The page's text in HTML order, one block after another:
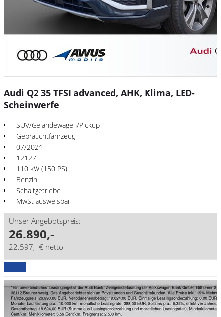
Audi Q2 35 TFSI advanced, AHK, Klima, LED-
Scheinwerfe
SUV/Geländewagen/Pickup
Gebrauchtfahrzeug
07/2024
12127
110 kW (150 PS)
Benzin
Schaltgetriebe
MwSt ausweisbar
Unser Angebotspreis:
26.890,-
22.597,- € netto